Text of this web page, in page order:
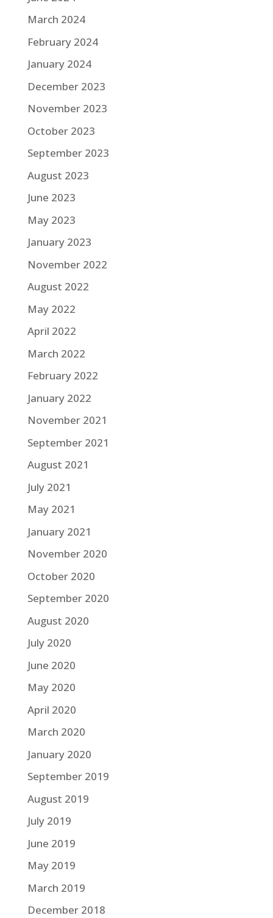
March 2024
February 2024
January 2024
December 2023
November 2023
October 2023
September 2023
August 2023
June 2023
May 2023
January 2023
November 2022
August 2022
May 2022
April 2022
March 2022
February 2022
January 2022
November 2021
September 2021
August 2021
July 2021
May 2021
January 2021
November 2020
October 2020
September 2020
August 2020
July 2020
June 2020
May 2020
April 2020
March 2020
January 2020
September 2019
August 2019
July 2019
June 2019
May 2019
March 2019
December 2018